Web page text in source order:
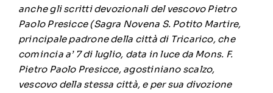
anche gli scritti devozionali del vescovo Pietro
Paolo Presicce (Sagra Novena S. Potito Martire,
principale padrone della città di Tricarico, che
comincia a’ 7 di luglio, data in luce da Mons. F.
Pietro Paolo Presicce, agostiniano scalzo,
vescovo della stessa città, e per sua divozione